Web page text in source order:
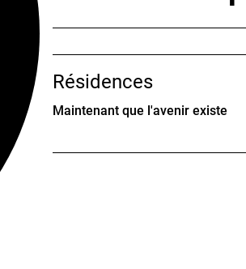
Résidences
Maintenant que l'avenir existe